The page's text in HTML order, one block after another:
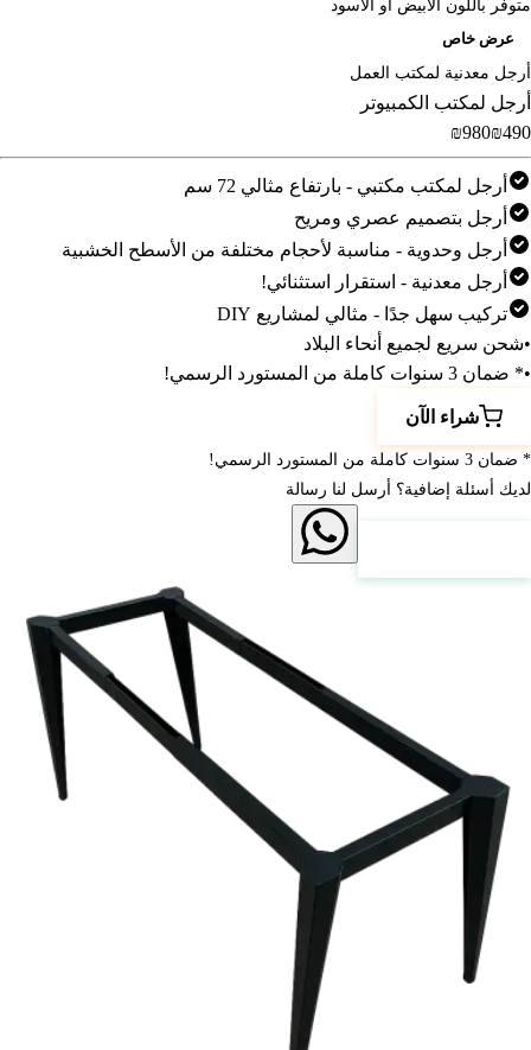
متوفر باللون الأبيض أو الأسود
عرض خاص
أرجل معدنية لمكتب العمل
أرجل لمكتب الكمبيوتر
‎₪980‎‎₪490‎
أرجل لمكتب مكتبي - بارتفاع مثالي 72 سم
أرجل بتصميم عصري ومريح
أرجل وحدوية - مناسبة لأحجام مختلفة من الأسطح الخشبية
أرجل معدنية - استقرار استثنائي!
تركيب سهل جدًا - مثالي لمشاريع DIY
•شحن سريع لجميع أنحاء البلاد
•* ضمان 3 سنوات كاملة من المستورد الرسمي!
شراء الآن
* ضمان 3 سنوات كاملة من المستورد الرسمي!
لديك أسئلة إضافية؟ أرسل لنا رسالة